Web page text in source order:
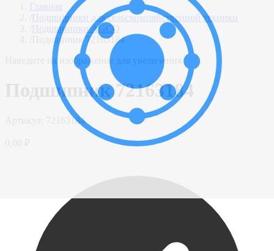
Главная
Подшипники для сельскохозяйственной техники
Подшипники AGCO
Подшипник 72163184
Наведите на изображение для увеличения
Подшипник 72163184
72163184